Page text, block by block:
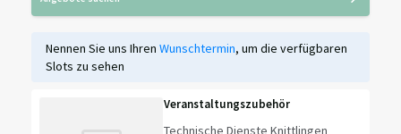
Nennen Sie uns Ihren Wunschtermin, um die verfügbaren
Slots zu sehen
Veranstaltungszubehör
Technische Dienste Knittlingen